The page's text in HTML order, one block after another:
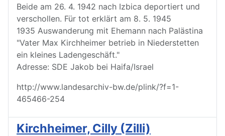
Beide am 26. 4. 1942 nach Izbica deportiert und
verschollen. Für tot erklärt am 8. 5. 1945
1935 Auswanderung mit Ehemann nach Palästina
"Vater Max Kirchheimer betrieb in Niederstetten
ein kleines Ladengeschäft."
Adresse: SDE Jakob bei Haifa/Israel
http://www.landesarchiv-bw.de/plink/?f=1-
465466-254
Kirchheimer, Cilly (Zilli)